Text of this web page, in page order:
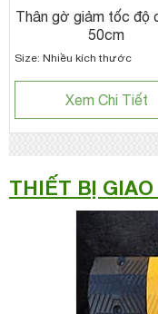
Thân gờ giảm tốc độ
50cm
Size: Nhiều kích thước
Xem Chi Tiết
THIẾT BỊ